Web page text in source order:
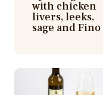
with chicken
livers, leeks,
sage and Fino